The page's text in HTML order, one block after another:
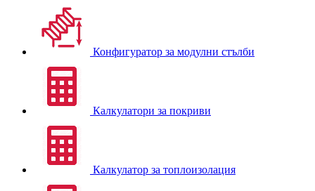
Конфигуратор за модулни стълби
Калкулатори за покриви
Калкулатор за топлоизолация